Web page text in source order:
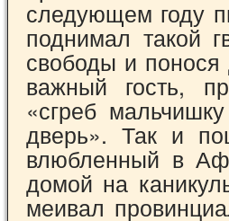
следующем году
поднимал такой
свободы и
важ­ный гость,
«сгреб
дверь». Так и
влюбленный в
домой на
меивал